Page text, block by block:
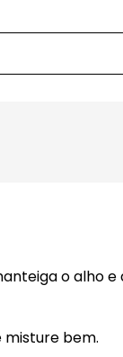
o alho
misture bem.